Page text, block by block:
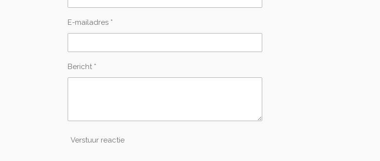
E-mailadres *
Bericht *
Verstuur reactie